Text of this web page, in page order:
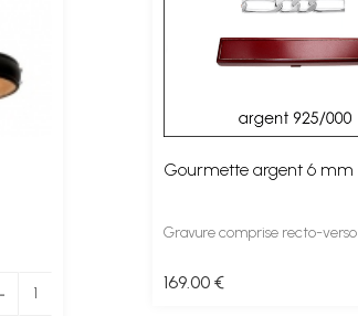
Gourmette argent 6 mm
Gravure comprise recto-verso
169.00 €